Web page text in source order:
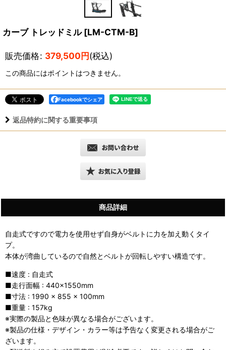
カーブ トレッドミル [LM-CTM-B]
販売価格: 379,500円(税込)
この商品にはポイントはつきません。
Facebookでシェア
返品特約に関する重要事項
商品詳細
自走式ですので電力を使用せず自身がベルトに力を加え動くタイ
プ。
本体が湾曲しているので自然とベルトが回転しやすい構造です。
■速度 : 自走式
■走行面幅 : 440×1550mm
■寸法 : 1990 × 855 × 100mm
■重量 : 157kg
※実際の製品と色味が異なる場合がございます。
※製品の仕様・デザイン・カラー等は予告なく変更される場合がご
ざいます。